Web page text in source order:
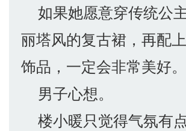
如果她愿意穿传统公
丽塔风的复古裙，再配
饰品，一定会非常美好。
男子心想。
楼小暖只觉得气氛有